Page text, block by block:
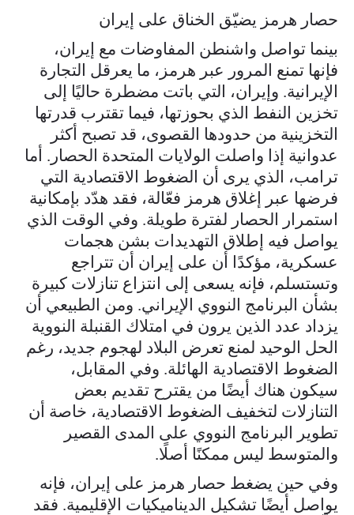
حصار هرمز يضيّق الخناق على إيران
بينما تواصل واشنطن المفاوضات مع إيران،
فإنها تمنع المرور عبر هرمز، ما يعرقل التجارة
الإيرانية. وإيران، التي باتت مضطرة حاليًا إلى
تخزين النفط الذي بحوزتها، فيما تقترب قدرتها
التخزينية من حدودها القصوى، قد تصبح أكثر
عدوانية إذا واصلت الولايات المتحدة الحصار. أما
ترامب، الذي يرى أن الضغوط الاقتصادية التي
فرضها عبر إغلاق هرمز فعّالة، فقد هدّد بإمكانية
استمرار الحصار لفترة طويلة. وفي الوقت الذي
يواصل فيه إطلاق التهديدات بشن هجمات
عسكرية، مؤكدًا أن على إيران أن تتراجع
وتستسلم، فإنه يسعى إلى انتزاع تنازلات كبيرة
بشأن البرنامج النووي الإيراني. ومن الطبيعي أن
يزداد عدد الذين يرون في امتلاك القنبلة النووية
الحل الوحيد لمنع تعرض البلاد لهجوم جديد، رغم
الضغوط الاقتصادية الهائلة. وفي المقابل،
سيكون هناك أيضًا من يقترح تقديم بعض
التنازلات لتخفيف الضغوط الاقتصادية، خاصة أن
تطوير البرنامج النووي على المدى القصير
والمتوسط ليس ممكنًا أصلًا.
وفي حين يضغط حصار هرمز على إيران، فإنه
يواصل أيضًا تشكيل الديناميكيات الإقليمية. فقد